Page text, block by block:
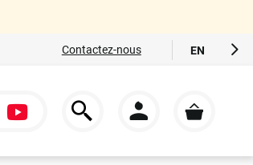
Contactez-nous EN